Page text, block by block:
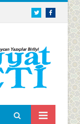
TwitterFacebook